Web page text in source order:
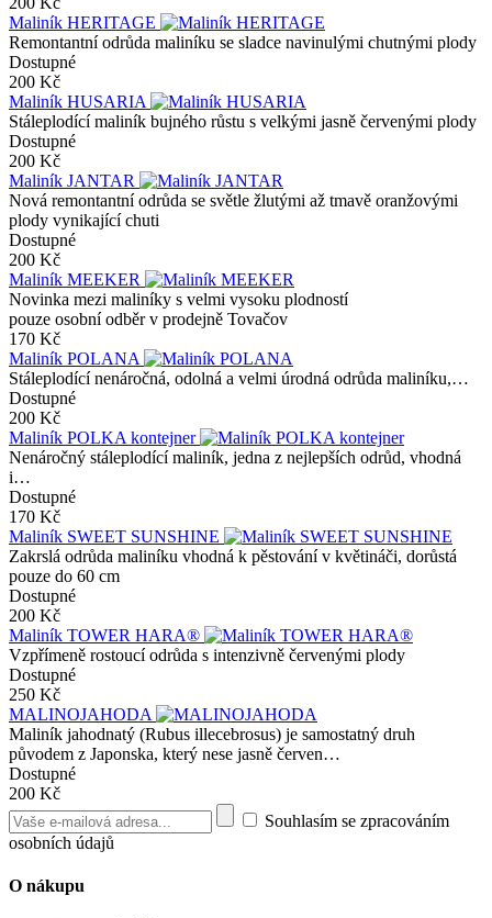
Maliník HERITAGE
Remontantní odrůda maliníku se sladce navinulými chutnými plody
Dostupné
200 Kč
Maliník HUSARIA
Stáleplodící maliník bujného růstu s velkými jasně červenými plody
Dostupné
200 Kč
Maliník JANTAR
Nová remontantní odrůda se světle žlutými až tmavě oranžovými
plody vynikající chuti
Dostupné
200 Kč
Maliník MEEKER
Novinka mezi maliníky s velmi vysoku plodností
pouze osobní odběr v prodejně Tovačov
170 Kč
Maliník POLANA
Stáleplodící nenáročná, odolná a velmi úrodná odrůda maliníku,…
Dostupné
200 Kč
Maliník POLKA kontejner
Nenáročný stáleplodící maliník, jedna z nejlepších odrůd, vhodná
i…
Dostupné
170 Kč
Maliník SWEET SUNSHINE
Zakrslá odrůda maliníku vhodná k pěstování v květináči, dorůstá
pouze do 60 cm
Dostupné
200 Kč
Maliník TOWER HARA®
Vzpřímeně rostoucí odrůda s intenzivně červenými plody
Dostupné
250 Kč
MALINOJAHODA
Maliník jahodnatý (Rubus illecebrosus) je samostatný druh
původem z Japonska, který nese jasně červen…
Dostupné
200 Kč
Souhlasím se zpracováním
osobních údajů
O nákupu